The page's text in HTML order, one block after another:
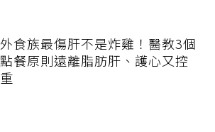
外食族最傷肝不是炸雞！醫教3個
點餐原則遠離脂肪肝、護心又控
重